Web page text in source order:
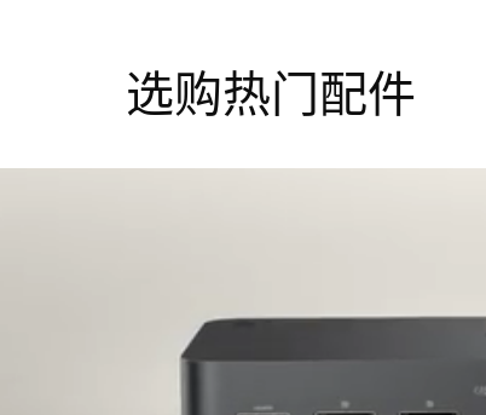
选购热门配件